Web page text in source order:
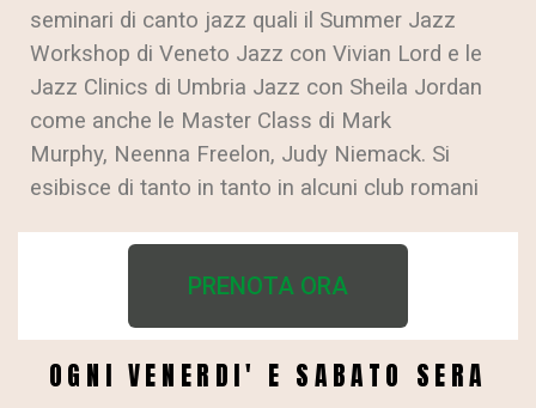
seminari di canto jazz quali il Summer Jazz
Workshop di Veneto Jazz con Vivian Lord e le
Jazz Clinics di Umbria Jazz con Sheila Jordan
come anche le Master Class di Mark
Murphy, Neenna Freelon, Judy Niemack. Si
esibisce di tanto in tanto in alcuni club romani
PRENOTA ORA
OGNI VENERDI' E SABATO SERA